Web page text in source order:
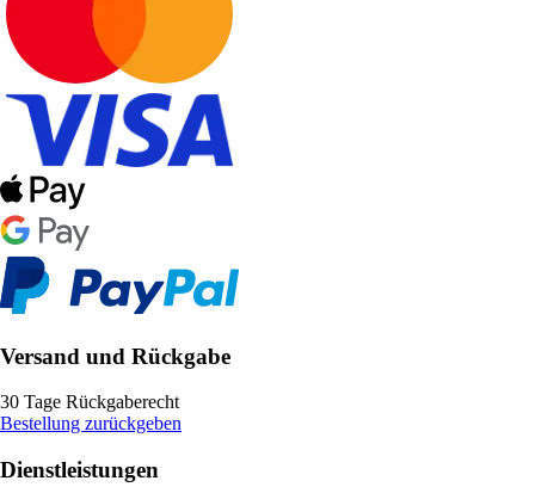
Versand und Rückgabe
30 Tage Rückgaberecht
Bestellung zurückgeben
Dienstleistungen